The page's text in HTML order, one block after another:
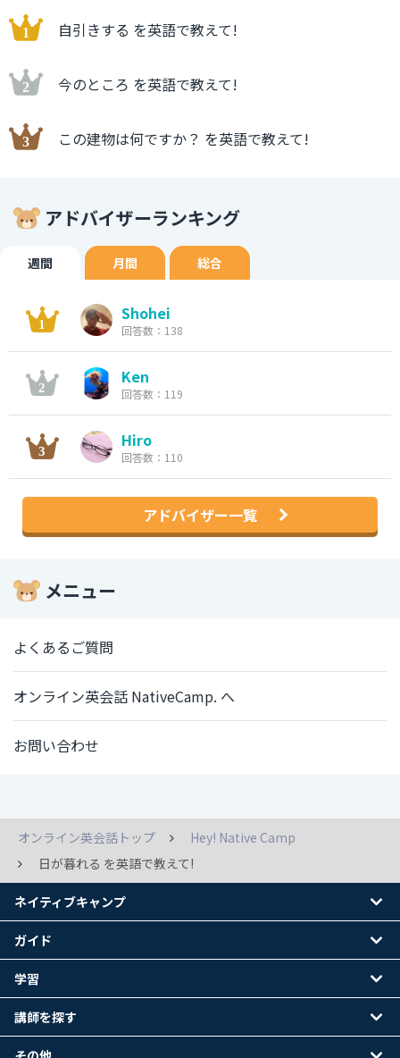
自引きする を英語で教えて!
今のところ を英語で教えて!
この建物は何ですか？ を英語で教えて!
アドバイザーランキング
週間 月間 総合
Shohei
回答数：138
Ken
回答数：119
Hiro
回答数：110
アドバイザー一覧
メニュー
よくあるご質問
オンライン英会話 NativeCamp. へ
お問い合わせ
オンライン英会話トップ
Hey! Native Camp
日が暮れる を英語で教えて!
ネイティブキャンプ
ガイド
学習
講師を探す